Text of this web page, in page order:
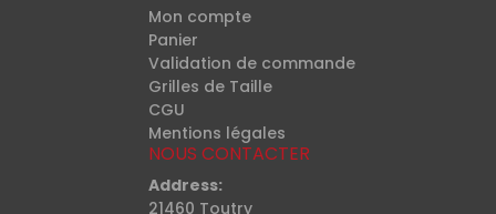
Mon compte
Panier
Validation de commande
Grilles de Taille
CGU
Mentions légales
NOUS CONTACTER
Address:
21460 Toutry